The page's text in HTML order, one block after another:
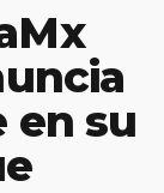
en su